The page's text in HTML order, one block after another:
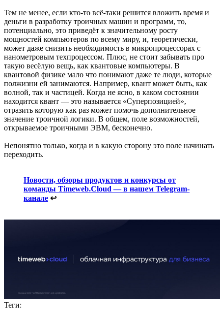
Тем не менее, если кто-то всё-таки решится вложить время и
деньги в разработку троичных машин и программ, то,
потенциально, это приведёт к значительному росту
мощностей компьютеров по всему миру, и, теоретически,
может даже снизить необходимость в микропроцессорах с
нанометровым техпроцессом. Плюс, не стоит забывать про
такую весёлую вещь, как квантовые компьютеры. В
квантовой физике мало что понимают даже те люди, которые
полжизни ей занимаются. Например, квант может быть, как
волной, так и частицей. Когда не ясно, в каком состоянии
находится квант — это называется «Суперпозицией»,
отразить которую как раз может помочь дополнительное
значение троичной логики. В общем, поле возможностей,
открываемое троичными ЭВМ, бесконечно.
Непонятно только, когда и в какую сторону это поле начинать
переходить.
Новости, обзоры продуктов и конкурсы от
команды Timeweb.Cloud — в нашем Telegram-
канале ↩
Теги: